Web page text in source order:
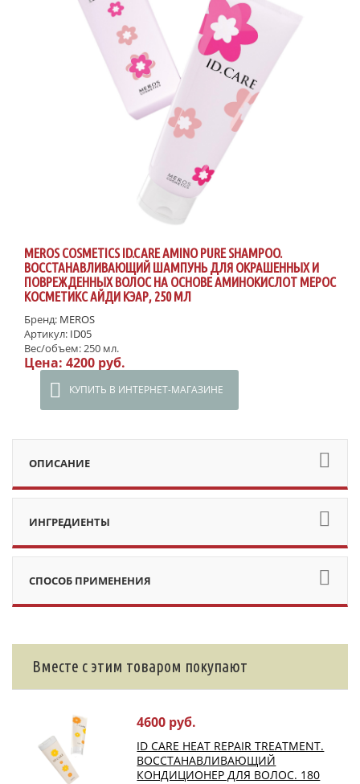
MEROS COSMETICS ID.CARE AMINO PURE SHAMPOO.
ВОССТАНАВЛИВАЮЩИЙ ШАМПУНЬ ДЛЯ ОКРАШЕННЫХ И
ПОВРЕЖДЕННЫХ ВОЛОС НА ОСНОВЕ АМИНОКИСЛОТ МЕРОС
КОСМЕТИКС АЙДИ КЭАР, 250 МЛ
Бренд: MEROS
Артикул: ID05
Вес/объем:250 мл.
Цена: 4200 руб.
КУПИТЬ В ИНТЕРНЕТ-МАГАЗИНЕ
ОПИСАНИЕ
ИНГРЕДИЕНТЫ
СПОСОБ ПРИМЕНЕНИЯ
Вместе с этим товаром покупают
4600 руб.
ID CARE HEAT REPAIR TREATMENT.
ВОССТАНАВЛИВАЮЩИЙ
КОНДИЦИОНЕР ДЛЯ ВОЛОС. 180